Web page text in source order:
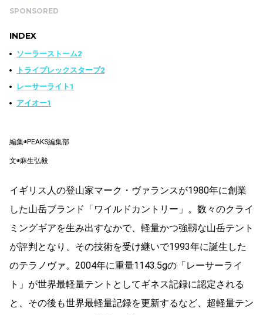
SPONSORED
INDEX
ソーラーストーム2
トライプレックスタープ2
レーサーライト1
アイオー1
編集◉PEAKS編集部
文◉麻生弘毅
イギリス人の登山家マーク・ヴァランスが1980年に創業
した山岳ブランド「ワイルドカントリー」。数々のクライ
ミングギアを生み出すなかで、軽量かつ強靱な山岳テント
が評判となり、その技術を受け継いで1993年に誕生した
のテラノヴァ。2004年に重量1143.5gの「レーサーライ
ト」が世界最軽量テントとしてギネス記録に認定される
と、その後も世界最軽量記録を更新するなど、超軽量テン